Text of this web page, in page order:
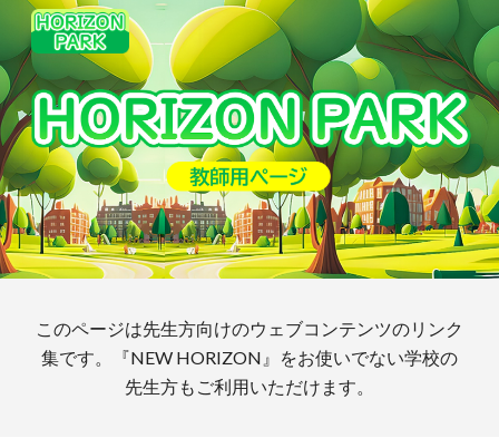
Skip to main content Skip to navigation
このページは先生方向けのウェブコンテンツのリンク
集です。
『NEW HORIZON』をお使いでない学校の
先生方もご利用いただけます。